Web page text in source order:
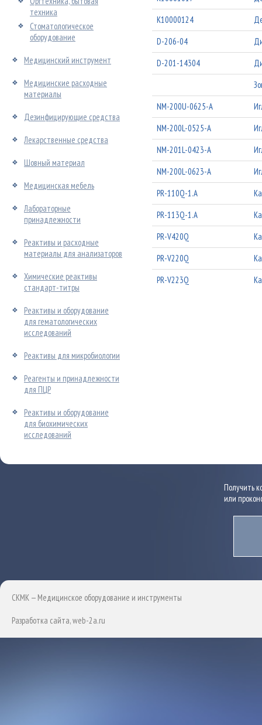
техника
Стоматологическое
оборудование
Медицинский инструмент
Медицинские расходные
материалы
Дезинфицирующие средства
Лекарственные средства
Шовный материал
Медицинская мебель
Лабораторные
принадлежности
Реактивы и расходные
материалы для анализаторов
Химические реактивы
стандарт-титры
Реактивы и оборудование
для гематологических
исследований
Реактивы для микробиологии
Реагенты и принадлежности
для ПЦР
Реактивы и оборудование
для биохимических
исследований
К10000124
D-206-04
D-201-14304
NM-200U-0625-A
NM-200L-0525-A
NM-201L-0423-A
NM-200L-0623-A
PR-110Q-1.A
PR-113Q-1.A
PR-V420Q
PR-V220Q
PR-V223Q
Получить
или
СКМК — Медицинское оборудование и инструменты
Разработка сайта, web-2a.ru